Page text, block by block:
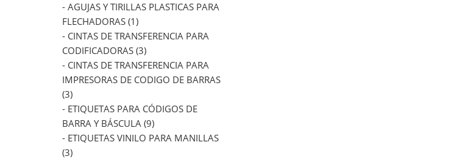
- AGUJAS Y TIRILLAS PLASTICAS PARA
FLECHADORAS (1)
- CINTAS DE TRANSFERENCIA PARA
CODIFICADORAS (3)
- CINTAS DE TRANSFERENCIA PARA
IMPRESORAS DE CODIGO DE BARRAS
(3)
- ETIQUETAS PARA CÓDIGOS DE
BARRA Y BÁSCULA (9)
- ETIQUETAS VINILO PARA MANILLAS
(3)